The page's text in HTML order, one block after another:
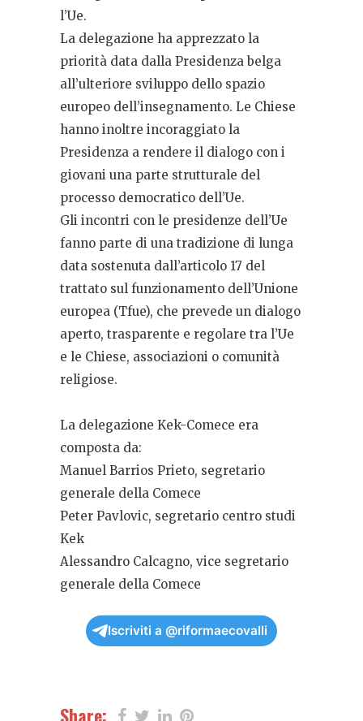
l’Ue.
La delegazione ha apprezzato la
priorità data dalla Presidenza belga
all’ulteriore sviluppo dello spazio
europeo dell’insegnamento. Le Chiese
hanno inoltre incoraggiato la
Presidenza a rendere il dialogo con i
giovani una parte strutturale del
processo democratico dell’Ue.
Gli incontri con le presidenze dell’Ue
fanno parte di una tradizione di lunga
data sostenuta dall’articolo 17 del
trattato sul funzionamento dell’Unione
europea (Tfue), che prevede un dialogo
aperto, trasparente e regolare tra l’Ue
e le Chiese, associazioni o comunità
religiose.
La delegazione Kek-Comece era
composta da:
Manuel Barrios Prieto, segretario
generale della Comece
Peter Pavlovic, segretario centro studi
Kek
Alessandro Calcagno, vice segretario
generale della Comece
Iscriviti a @riformaecovalli
Share: